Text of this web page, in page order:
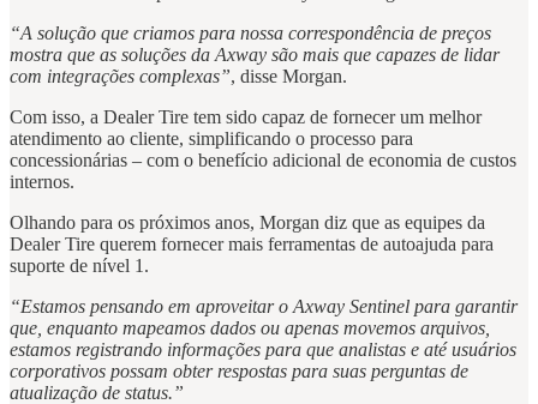
“A solução que criamos para nossa correspondência de preços
mostra que as soluções da Axway são mais que capazes de lidar
com integrações complexas”, disse Morgan.
Com isso, a Dealer Tire tem sido capaz de fornecer um melhor
atendimento ao cliente, simplificando o processo para
concessionárias – com o benefício adicional de economia de custos
internos.
Olhando para os próximos anos, Morgan diz que as equipes da
Dealer Tire querem fornecer mais ferramentas de autoajuda para
suporte de nível 1.
“Estamos pensando em aproveitar o Axway Sentinel para garantir
que, enquanto mapeamos dados ou apenas movemos arquivos,
estamos registrando informações para que analistas e até usuários
corporativos possam obter respostas para suas perguntas de
atualização de status.”